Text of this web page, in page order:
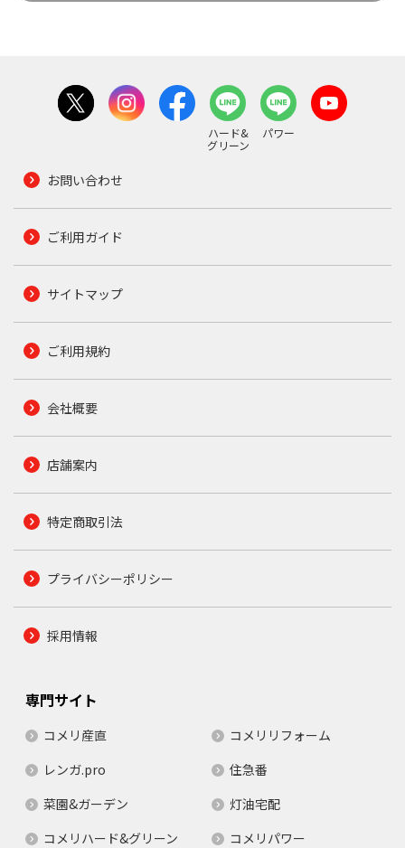
ハード&
グリーン
パワー
お問い合わせ
ご利用ガイド
サイトマップ
ご利用規約
会社概要
店舗案内
特定商取引法
プライバシーポリシー
採用情報
専門サイト
コメリ産直
コメリリフォーム
レンガ.pro
住急番
菜園&ガーデン
灯油宅配
コメリハード&グリーン
コメリパワー